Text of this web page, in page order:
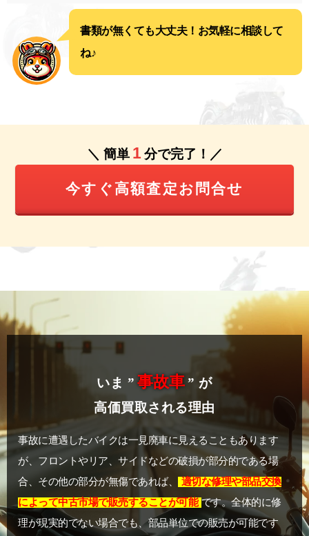
書類が無くても大丈夫！お気軽に相談して
ね♪
＼ 簡単 1 分で完了！／
今すぐ高額査定お問合せ
いま ” 事故車” が
高価買取される理由
事故に遭遇したバイクは一見廃車に見えることもあります
が、フロントやリア、サイドなどの破損が部分的である場
合、その他の部分が無傷であれば、
適切な修理や部品交換
によって中古市場で販売することが可能 です。全体的に修
理が現実的でない場合でも、部品単位での販売が可能です